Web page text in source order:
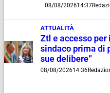
08/08/202614:37
ATTUALITÀ
Ztl e accesso per
sindaco prima di
sue delibere”
08/08/202614:36